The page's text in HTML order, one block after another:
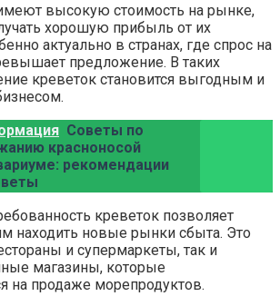
высокую стоимость на рынке,
хорошую прибыль от их
актуально в странах, где спрос на
предложение. В таких
креветок становится выгодным и
Советы по
красноносой
рекомендации
креветок позволяет
находить новые рынки сбыта. Это
и супермаркеты, так и
магазины, которые
на продаже морепродуктов.